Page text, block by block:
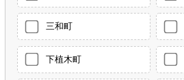
三和町
下植木町